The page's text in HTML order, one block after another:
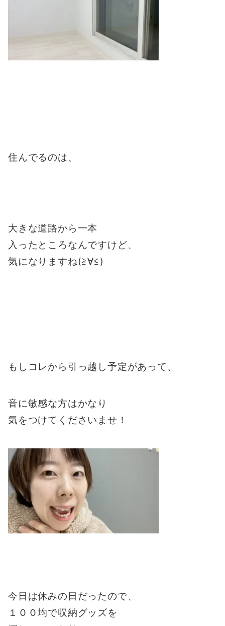
住んでるのは、
大きな道路から一本
入ったところなんですけど、
気になりますね(≧∀≦)
もしコレから引っ越し予定があって、
音に敏感な方はかなり
気をつけてくださいませ！
今日は休みの日だったので、
１００均で収納グッズを